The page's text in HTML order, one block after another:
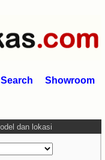
Search
Showroom
dan lokasi